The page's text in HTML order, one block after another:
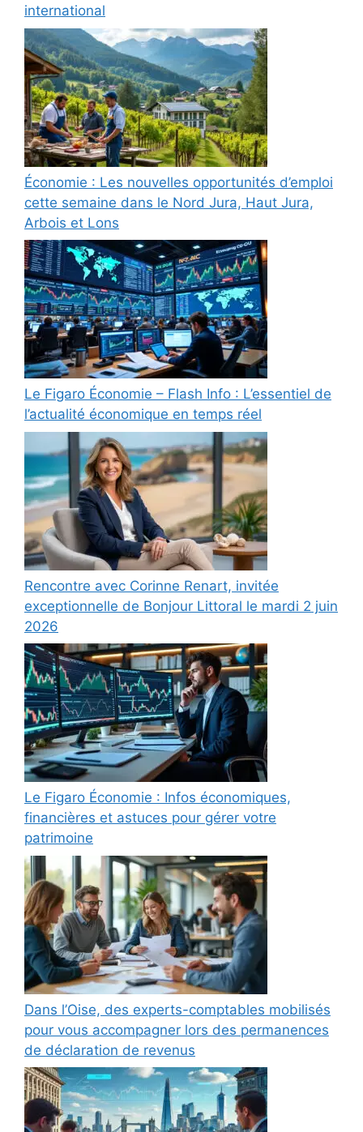
international
Économie : Les nouvelles opportunités d’emploi
cette semaine dans le Nord Jura, Haut Jura,
Arbois et Lons
Le Figaro Économie – Flash Info : L’essentiel de
l’actualité économique en temps réel
Rencontre avec Corinne Renart, invitée
exceptionnelle de Bonjour Littoral le mardi 2 juin
2026
Le Figaro Économie : Infos économiques,
financières et astuces pour gérer votre
patrimoine
Dans l’Oise, des experts-comptables mobilisés
pour vous accompagner lors des permanences
de déclaration de revenus